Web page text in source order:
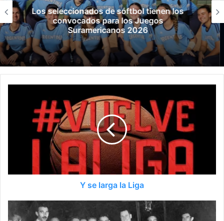
Los Esports de Santa Fe 2026 tendrán su
primer evento presencial en Rosario
Y se larga la Liga